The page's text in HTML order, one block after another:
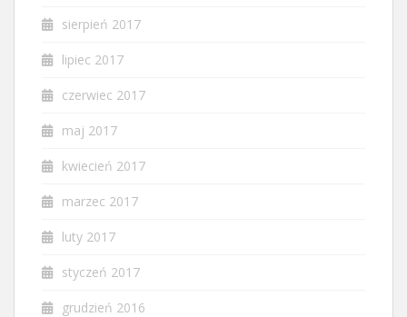
sierpień 2017
lipiec 2017
czerwiec 2017
maj 2017
kwiecień 2017
marzec 2017
luty 2017
styczeń 2017
grudzień 2016